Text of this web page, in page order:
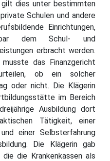
dies unter bestimmten
Schulen und andere
Einrichtungen,
dem Schul- und
erbracht werden.
das Finanzgericht
ob ein solcher
oder nicht. Die Klägerin
im Bereich
Ausbildung dort
Tätigkeit, einer
einer Selbsterfahrung
Die Klägerin gab
die Krankenkassen als